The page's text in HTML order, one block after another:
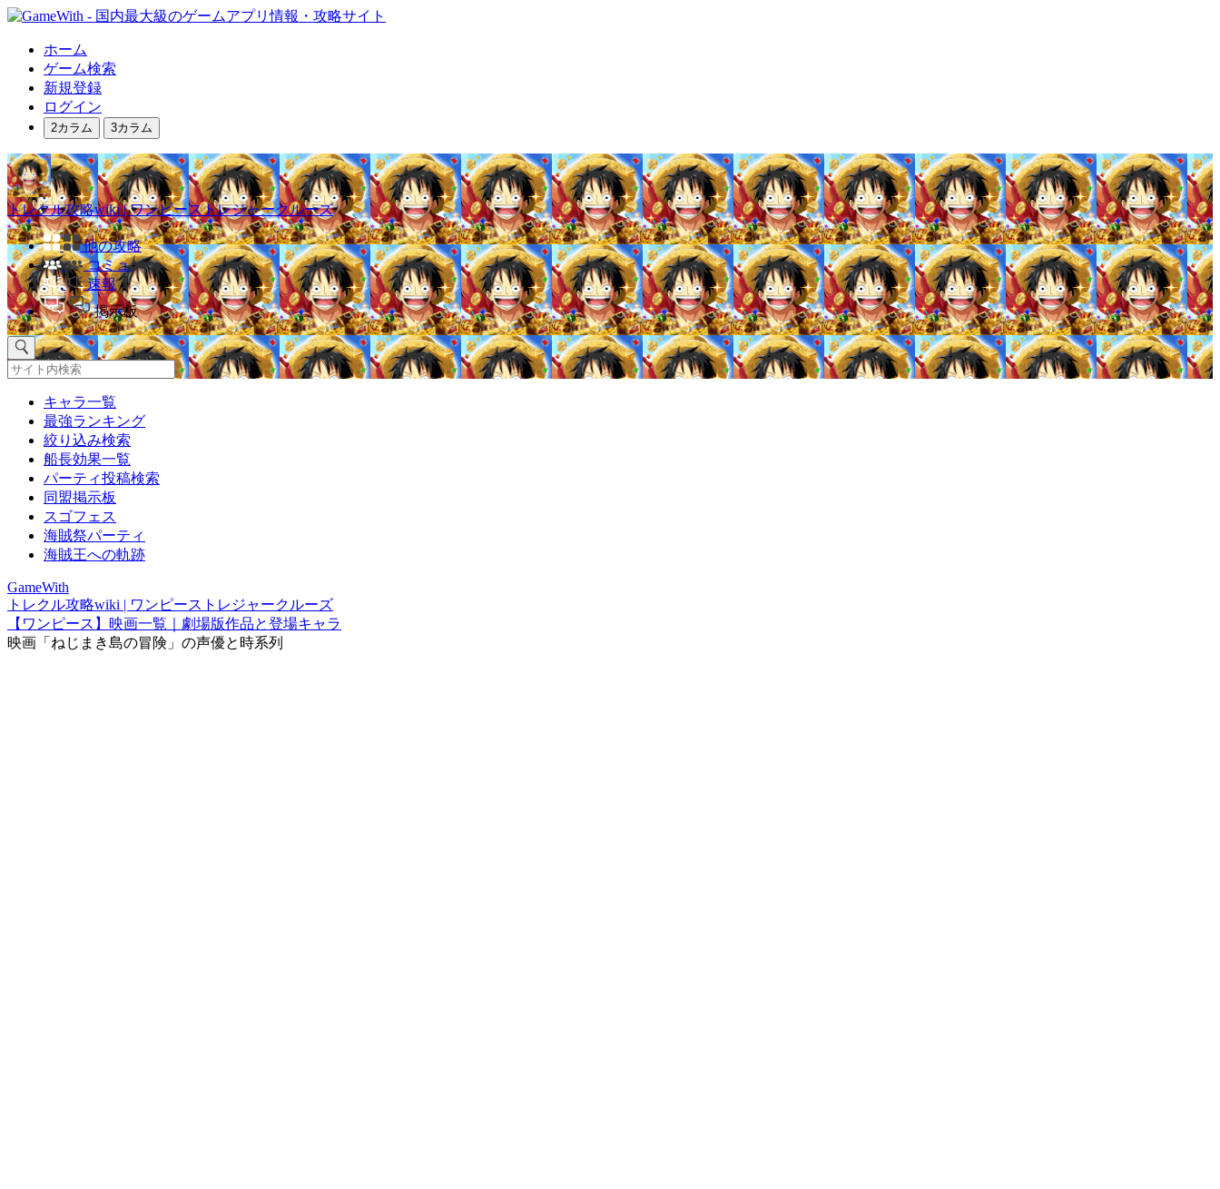
ホーム
ゲーム検索
新規登録
ログイン
2カラム 3カラム
トレクル攻略wiki | ワンピーストレジャークルーズ
他の攻略
コミュ
速報
掲示板
キャラ一覧
最強ランキング
絞り込み検索
船長効果一覧
パーティ投稿検索
同盟掲示板
スゴフェス
海賊祭パーティ
海賊王への軌跡
GameWith
トレクル攻略wiki | ワンピーストレジャークルーズ
【ワンピース】映画一覧｜劇場版作品と登場キャラ
映画「ねじまき島の冒険」の声優と時系列